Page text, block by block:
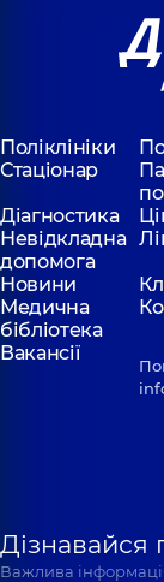
Поліклініки
Стаціонар
Діагностика
Невідкладна
допомога
Новини
Медична
бібліотека
Вакансії
Дізнавайся
Важлива